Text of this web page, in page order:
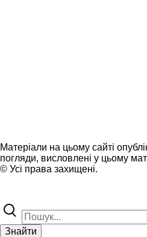
Матеріали на цьому сайті
погляди, висловлені у цьому
© Усі права захищені.
Знайти